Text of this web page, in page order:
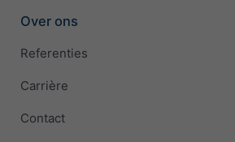
Over ons
Referenties
Carrière
Contact